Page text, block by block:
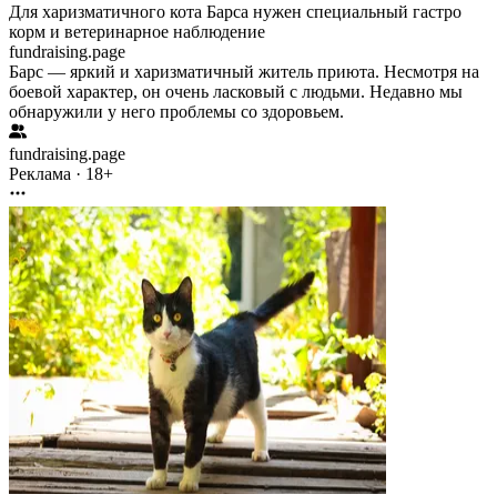
Для харизматичного кота Барса нужен специальный гастро
корм и ветеринарное наблюдение
fundraising.page
Барс — яркий и харизматичный житель приюта. Несмотря на
боевой характер, он очень ласковый с людьми. Недавно мы
обнаружили у него проблемы со здоровьем.
fundraising.page
Реклама · 18+